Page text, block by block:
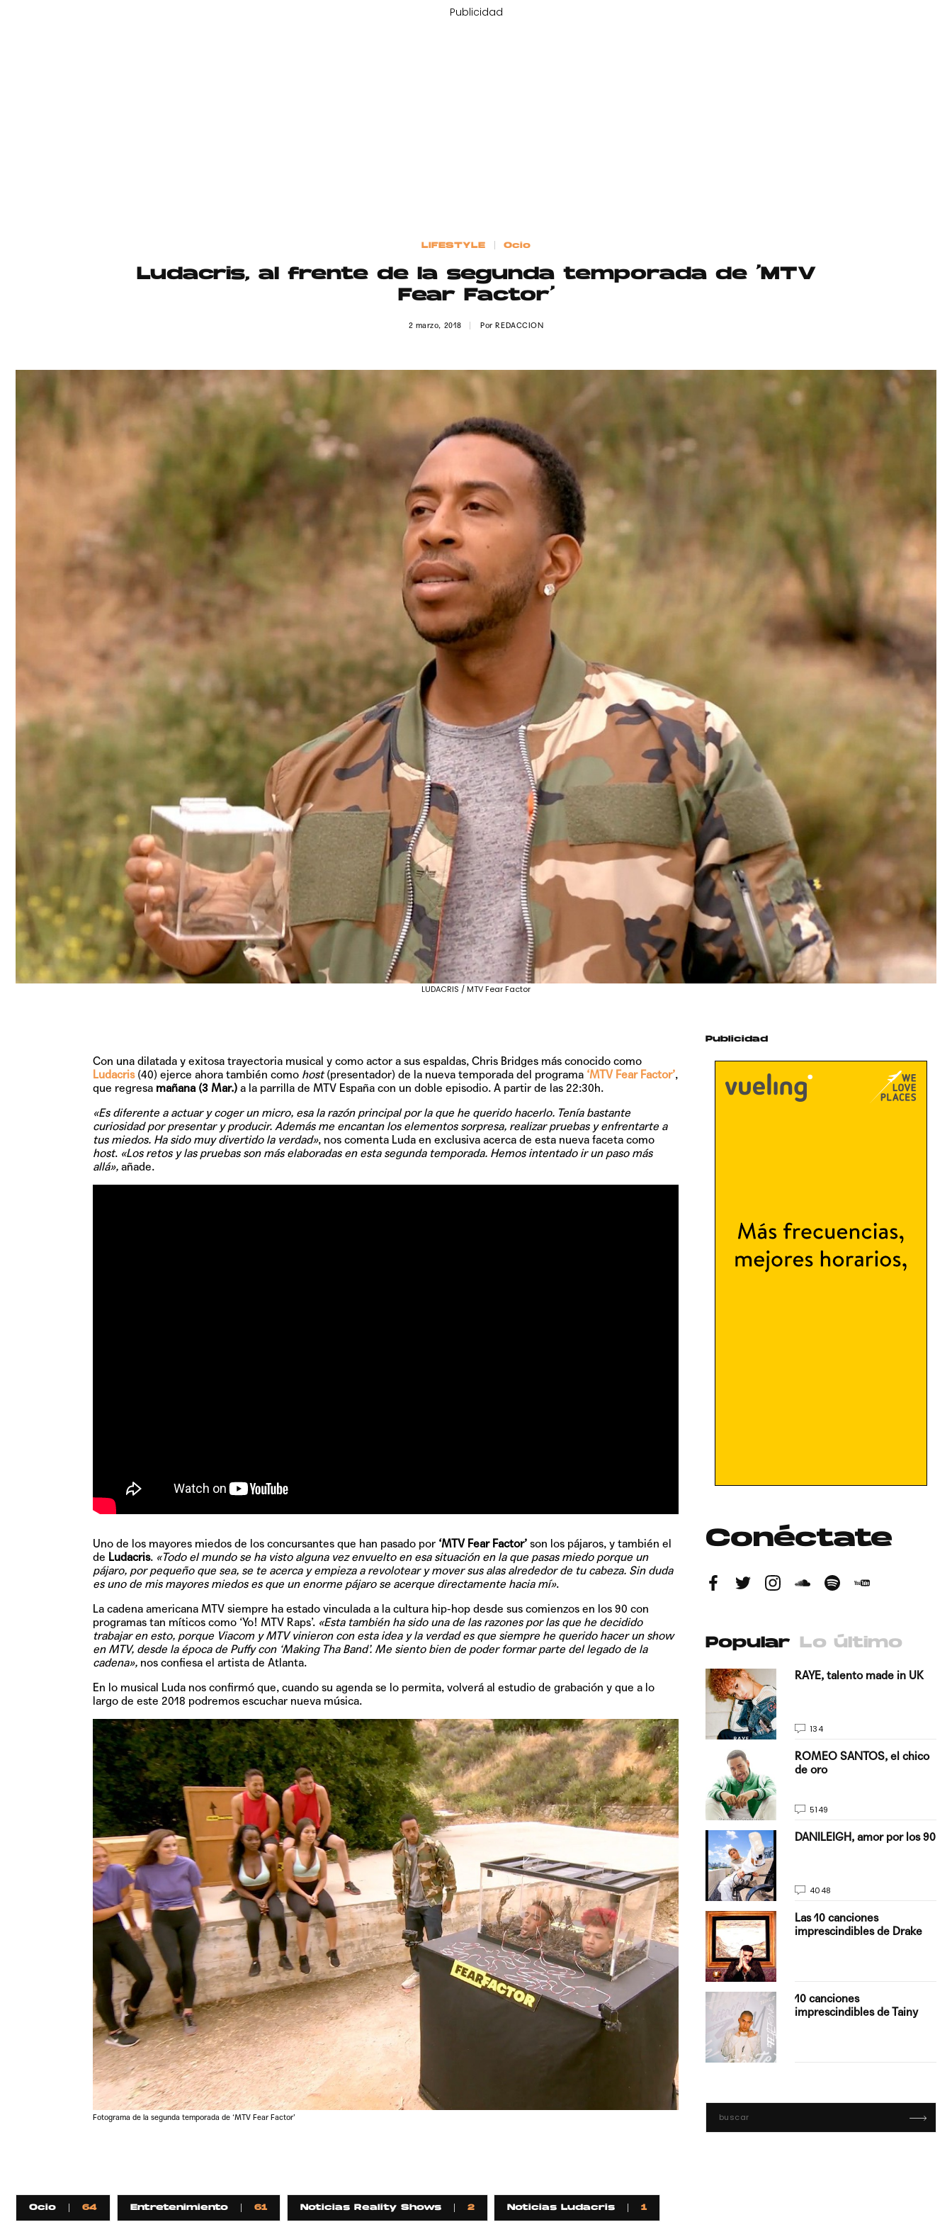
Publicidad
LIFESTYLE Ocio
Ludacris, al frente de la segunda temporada de ‘MTV
Fear Factor’
2 marzo, 2018 PorREDACCION
LUDACRIS / MTV Fear Factor
Con una dilatada y exitosa trayectoria musical y como actor a sus espaldas, Chris Bridges más conocido como
Ludacris (40) ejerce ahora también como host(presentador) de la nueva temporada del programa ‘MTV Fear Factor’,
que regresa mañana (3 Mar.)a la parrilla de MTV España con un doble episodio. A partir de las 22:30h.
«Es diferente a actuar y coger un micro, esa la razón principal por la que he querido hacerlo. Tenía bastante
curiosidad por presentar y producir. Además me encantan los elementos sorpresa, realizar pruebas y enfrentarte a
tus miedos. Ha sido muy divertido la verdad», nos comenta Luda en exclusiva acerca de esta nueva faceta como
host.«Los retos y las pruebas son más elaboradas en esta segunda temporada. Hemos intentado ir un paso más
allá»,añade.
Uno de los mayores miedos de los concursantes que han pasado por ‘MTV Fear Factor’ son los pájaros, y también el
de Ludacris.«Todo el mundo se ha visto alguna vez envuelto en esa situación en la que pasas miedo porque un
pájaro, por pequeño que sea, se te acerca y empieza a revolotear y mover sus alas alrededor de tu cabeza. Sin duda
es uno de mis mayores miedos es que un enorme pájaro se acerque directamente hacia mí».
La cadena americana MTV siempre ha estado vinculada a la cultura hip-hop desde sus comienzos en los 90 con
programas tan míticos como ‘Yo! MTV Raps’. «Esta también ha sido una de las razones por las que he decidido
trabajar en esto, porque Viacom y MTV vinieron con esta idea y la verdad es que siempre he querido hacer un show
en MTV, desde la época de Puffy con ‘Making Tha Band’. Me siento bien de poder formar parte del legado de la
cadena»,nos confiesa el artista de Atlanta.
En lo musical Luda nos confirmó que, cuando su agenda se lo permita, volverá al estudio de grabación y que a lo
largo de este 2018 podremos escuchar nueva música.
Fotograma de la segunda temporada de ‘MTV Fear Factor’
Ocio 64 Entretenimiento 61 Noticias Reality Shows 2 Noticias Ludacris 1
Publicidad
Conéctate
Popular Lo último
tiempo
NICKI NICOLE, pisando
fuerte
Hablamos con Justin
GRIFF, el futuro del
Pop
Hablamos con Boza
sobre 'Bucle', el…
RAYE, talento made in UK
134
ROMEO SANTOS, el chico
de oro
5149
DANILEIGH, amor por los 90
4048
Las 10 canciones
imprescindibles de Drake
10 canciones
imprescindibles de Tainy